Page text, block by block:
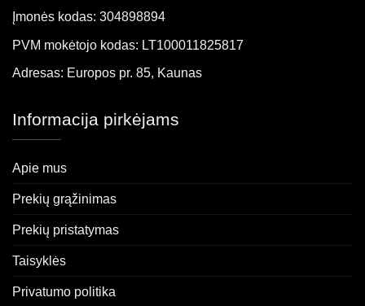
Įmonės kodas: 304898894
PVM mokėtojo kodas: LT100011825817
Adresas: Europos pr. 85, Kaunas
Informacija pirkėjams
Apie mus
Prekių grąžinimas
Prekių pristatymas
Taisyklės
Privatumo politika